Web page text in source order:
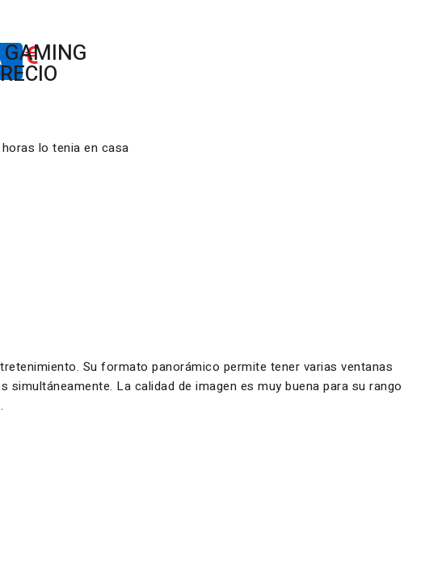
GAMING
lo tenia en casa
Su formato panorámico permite tener varias ventanas
La calidad de imagen es muy buena para su rango